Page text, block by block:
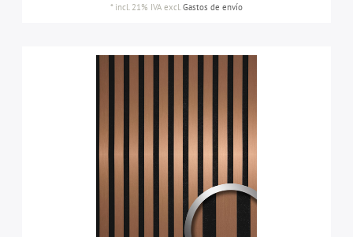
* incl. 21% IVA excl.Gastos de envío